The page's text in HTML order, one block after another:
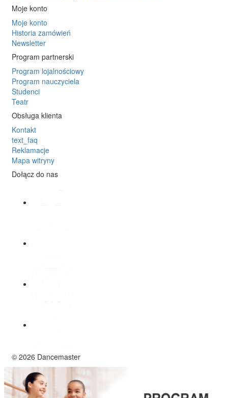
Moje konto
Moje konto
Historia zamówień
Newsletter
Program partnerski
Program lojalnościowy
Program nauczyciela
Studenci
Teatr
Obsługa klienta
Kontakt
text_faq
Reklamacje
Mapa witryny
Dołącz do nas
© 2026 Dancemaster